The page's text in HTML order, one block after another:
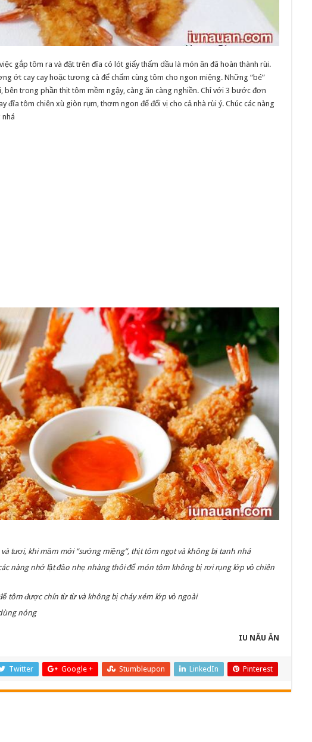
gắp tôm ra và đặt trên đĩa có lót giấy thấm dầu là món ăn đã hoàn thành rùi.
ớt cay cay hoặc tương cà để chấm cùng tôm cho ngon miệng. Những “bé”
trong phần thịt tôm mềm ngậy, càng ăn càng nghiền. Chỉ với 3 bước đơn
đĩa tôm chiên xù giòn rụm, thơm ngon để đổi vị cho cả nhà rùi ý. Chúc các nàng
nhá
tươi, khi măm mới “sướng miệng”, thịt tôm ngọt và không bị tanh nhá
nàng nhớ lật đảo nhẹ nhàng thôi để món tôm không bị rơi rụng lớp vỏ chiên
tôm được chín từ từ và không bị cháy xém lớp vỏ ngoài
nóng
IU NẤU ĂN
Twitter Google + Stumbleupon LinkedIn Pinterest